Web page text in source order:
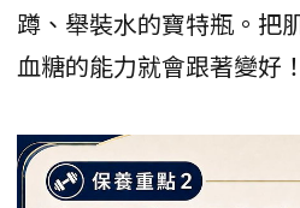
蹲、舉裝水的寶特瓶。把
血糖的能力就會跟著變好！